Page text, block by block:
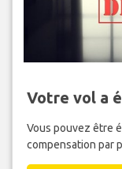
Votre vol a
Vous pouvez être
compensation par